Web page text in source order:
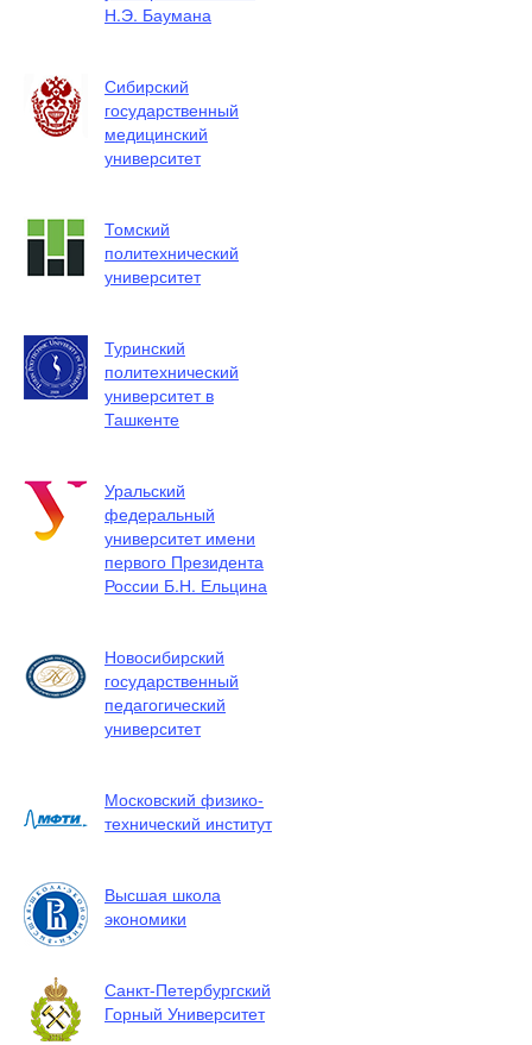
Н.Э. Баумана
Сибирский
государственный
медицинский
университет
Томский
политехнический
университет
Туринский
политехнический
университет в
Ташкенте
Уральский
федеральный
университет имени
первого Президента
России Б.Н. Ельцина
Новосибирский
государственный
педагогический
университет
Московский физико-
технический институт
Высшая школа
экономики
Санкт-Петербургский
Горный Университет